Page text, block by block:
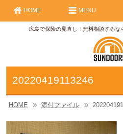
広島で保険の見直し・無料相談する
HOME MENU
20220419113246
HOME 添付ファイル